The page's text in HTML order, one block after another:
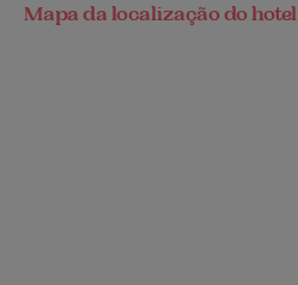
Mapa da localização do hotel